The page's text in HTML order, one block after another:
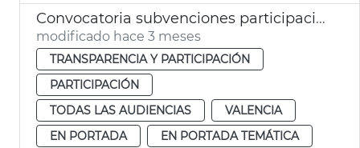
Convocatoria subvenciones participación ciudadana 2026 València
modificado hace 3 meses
TRANSPARENCIA Y PARTICIPACIÓN
PARTICIPACIÓN
TODAS LAS AUDIENCIAS
VALENCIA
EN PORTADA
EN PORTADA TEMÁTICA